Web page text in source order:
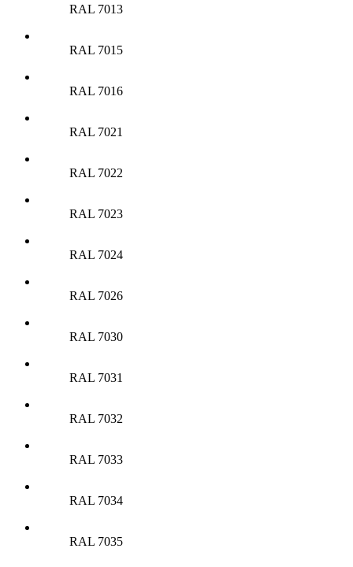
RAL 7013
RAL 7015
RAL 7016
RAL 7021
RAL 7022
RAL 7023
RAL 7024
RAL 7026
RAL 7030
RAL 7031
RAL 7032
RAL 7033
RAL 7034
RAL 7035